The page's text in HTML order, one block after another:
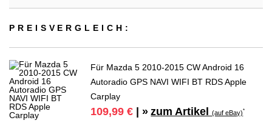
PREIS­VER­GLEICH:
Für Mazda 5 2010-2015 CW Android 16
Autoradio GPS NAVI WIFI BT RDS Apple
Carplay
109,99 € | » zum Artikel(auf eBay)*